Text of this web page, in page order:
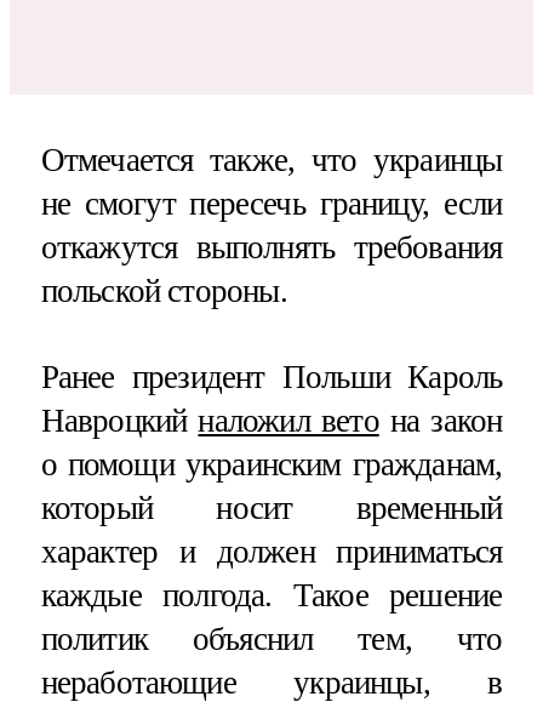
Отмечается также, что украинцы
не смогут пересечь границу, если
откажутся выполнять требования
польской стороны.
Ранее президент Польши Кароль
Навроцкийналожил ветона закон
о помощи украинским гражданам,
который носит временный
характер и должен приниматься
каждые полгода. Такое решение
политик объяснил тем, что
неработающие украинцы, в